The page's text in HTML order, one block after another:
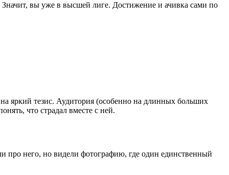
вы уже в высшей лиге. Достижение и ачивка сами по
яркий тезис. Аудитория (особенно на длинных больших
что страдал вместе с ней.
про него, но видели фотографию, где один единственный